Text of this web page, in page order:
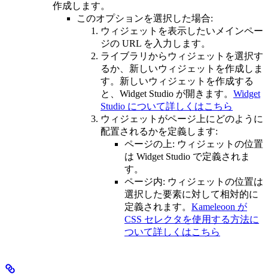
作成します。
このオプションを選択した場合:
ウィジェットを表示したいメインペー
ジの URL を入力します。
ライブラリからウィジェットを選択す
るか、新しいウィジェットを作成しま
す。新しいウィジェットを作成する
と、Widget Studio が開きます。 Widget
Studio について詳しくはこちら
ウィジェットがページ上にどのように
配置されるかを定義します:
ページの上: ウィジェットの位置
は Widget Studio で定義されま
す。
ページ内: ウィジェットの位置は
選択した要素に対して相対的に
定義されます。 Kameleoon が
CSS セレクタを使用する方法に
ついて詳しくはこちら